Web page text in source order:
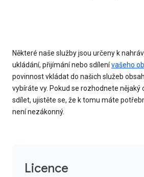
Některé naše služby jsou určeny k
ukládání, přijímání nebo sdílenívašeho
povinnost vkládat do našich služeb
vybíráte vy. Pokud se rozhodnete nějaký
sdílet, ujistěte se, že k tomu máte
není nezákonný.
Licence